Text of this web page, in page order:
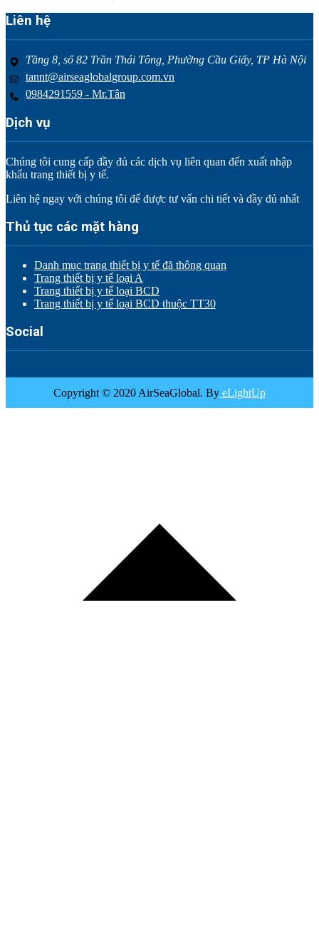
Liên hệ
Tầng 8, số 82 Trần Thái Tông, Phường Cầu Giấy, TP Hà Nội
tannt@airseaglobalgroup.com.vn
0984291559 - Mr.Tân
Dịch vụ
Chúng tôi cung cấp đầy đủ các dịch vụ liên quan đến xuất nhập
khẩu trang thiết bị y tế.
Liên hệ ngay với chúng tôi để được tư vấn chi tiết và đầy đủ nhất
Thủ tục các mặt hàng
Danh mục trang thiết bị y tế đã thông quan
Trang thiết bị y tế loại A
Trang thiết bị y tế loại BCD
Trang thiết bị y tế loại BCD thuộc TT30
Social
Copyright © 2020 AirSeaGlobal. By eLightUp